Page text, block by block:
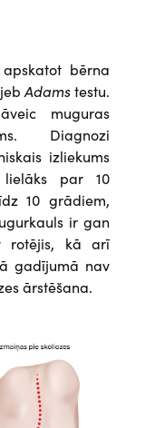
bērna
Adamstestu.
muguras
Diagnozi
izliekums
par 10
10 grādiem,
ir gan
rotējis, kā arī
gadījumā nav
ārstēšana.